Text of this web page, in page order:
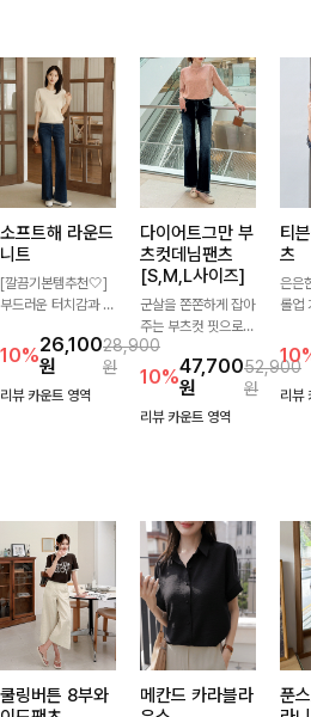
소프트해 라운드
니트
[깔끔기본템추천🤍]
부드러운 터치감과 군
로 매일 손이 가는 자
체제작 니트입니다.
자연스럽게 떨어지는
10%26,100
원
28,900
원
리뷰 카운트 영역
다이어트그만 부
츠컷데님팬츠
[S,M,L사이즈]
군살을 쫀쫀하게 잡아
주는 부츠컷 핏으로
다리 라인을 이쁘고
깔끔하게 만들어주고
진청 색감으로 더욱
슬림해보이는 효과를
10%47,700
원
52,900
원
리뷰 카운트 영역
티
츠
은은
롤업
를 연
요🌿
가벼
리뷰
쿨링버튼 8부와
메칸드 카라블라
푼